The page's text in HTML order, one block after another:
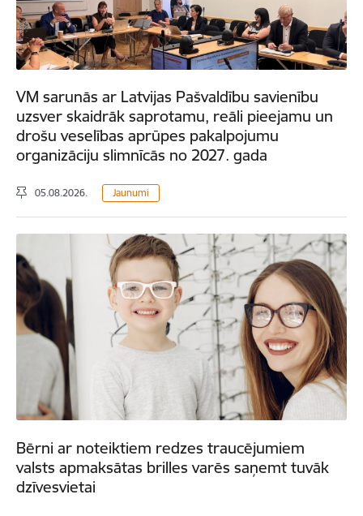
VM sarunās ar Latvijas Pašvaldību savienību
uzsver skaidrāk saprotamu, reāli pieejamu un
drošu veselības aprūpes pakalpojumu
organizāciju slimnīcās no 2027. gada
05.08.2026. Jaunumi
Bērni ar noteiktiem redzes traucējumiem
valsts apmaksātas brilles varēs saņemt tuvāk
dzīvesvietai